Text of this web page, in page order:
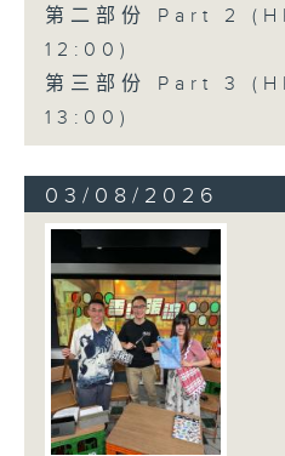
第二部份 Part 2
12:00)
第三部份 Part 3
13:00)
03/08/2026